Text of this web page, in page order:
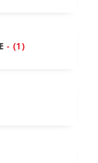
- (1)